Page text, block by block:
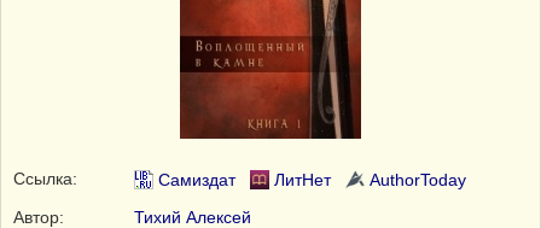
Ссылка: Самиздат ЛитНет
AuthorToday
Автор:
Тихий Алексей